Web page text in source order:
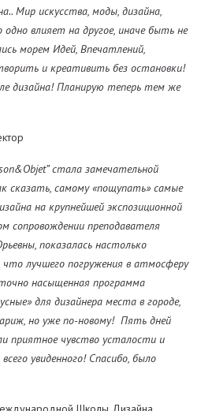
Мир искусства, моды, дизайна,
влияет на другое, иначе быть не
морем Идей, Впечатлений,
и креативить без остановки!
дизайна! Планирую теперь тем же
стала замечательной
сказать, самому «пощупать» самые
на крупнейшей экспозиционной
сопровождении преподавателя
показалась настолько
что лучшего погружения в атмосферу
насыщенная программа
для дизайнера места в городе,
но уже по-новому! Пять дней
приятное чувство усталости и
увиденного! Спасибо, было